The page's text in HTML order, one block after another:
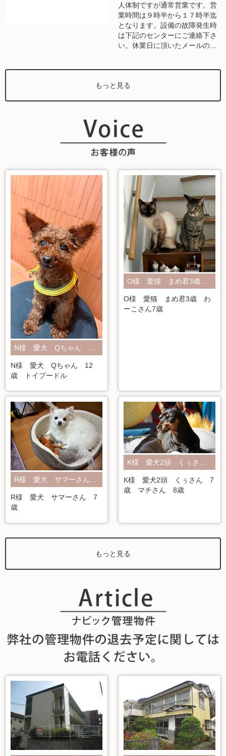
人体制ですが通常営業です。営
業時間は９時半から１７時半迄
となります。設備の故障発生時
は下記のセンターにご連絡下さ
い。休業日に頂いたメールの…
もっと見る
N様 愛犬 Qちゃん 12
歳 トイプードル
O様 愛猫 まめ君3歳 わ
ーこさん7歳
R様 愛犬 サマーさん 7歳
R様 愛犬 サマーさん 7
歳
K様 愛犬2頭 くぅさん 7歳 マチさん 8歳
K様 愛犬2頭 くぅさん 7
歳 マチさん 8歳
もっと見る